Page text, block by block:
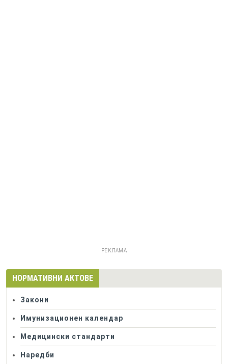
РЕКЛАМА
НОРМАТИВНИ АКТОВЕ
Закони
Имунизационен календар
Медицински стандарти
Наредби